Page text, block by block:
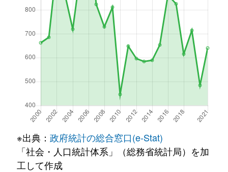
※出典： 政府統計の総合窓口(e-Stat)
「社会・人口統計体系」（総務省統計局）を加
工して作成